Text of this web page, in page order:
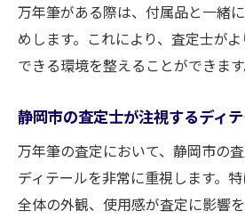
万年筆がある際は、付属品と一緒
めします。これにより、査定士が
できる環境を整えることができます
静岡市の査定士が注視するディ
万年筆の査定において、静岡市の
ディテールを非常に重視します。
全体の外観、使用感が査定に影響